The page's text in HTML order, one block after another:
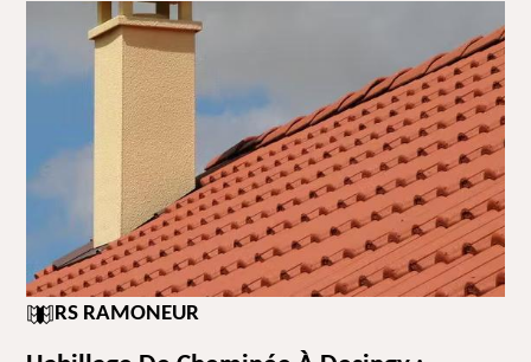
RS RAMONEUR